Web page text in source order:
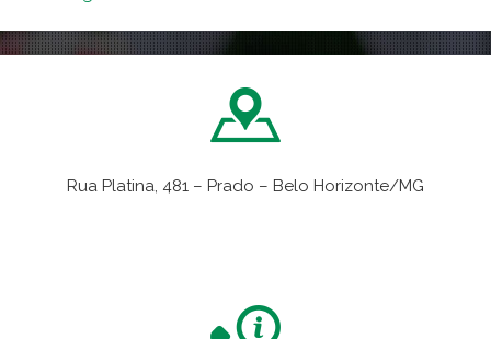
Rua Platina, 481 – Prado – Belo Horizonte/MG